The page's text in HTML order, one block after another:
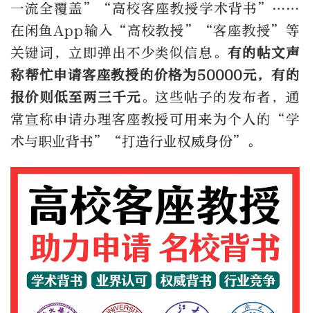
一流全覆盖”“高校客座教授学术背书”……
在闲鱼App输入“高校教授”“客座教授”等
关键词，立即弹出不少类似信息。有的帖文声
称帮忙申请客座教授的价格为50000元，有的
报价则低至两三千元。这些帖子的发布者，通
常宣称申请办理客座教授可用来为个人的“学
术与职业背书”“打造行业权威身份”。